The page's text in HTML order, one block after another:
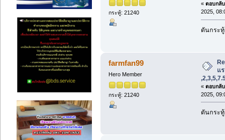
กระทู้: 21240
« ตอบกลั
2025,
ดันกระ
farmfan99
Hero Member
กระทู้: 21240
แ
« ตอบกลั
2025,
ดันกระ